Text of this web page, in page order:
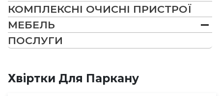
КОМПЛЕКСНІ ОЧИСНІ ПРИСТРОЇ
МЕБЕЛЬ
ПОСЛУГИ
Хвіртки Для Паркану